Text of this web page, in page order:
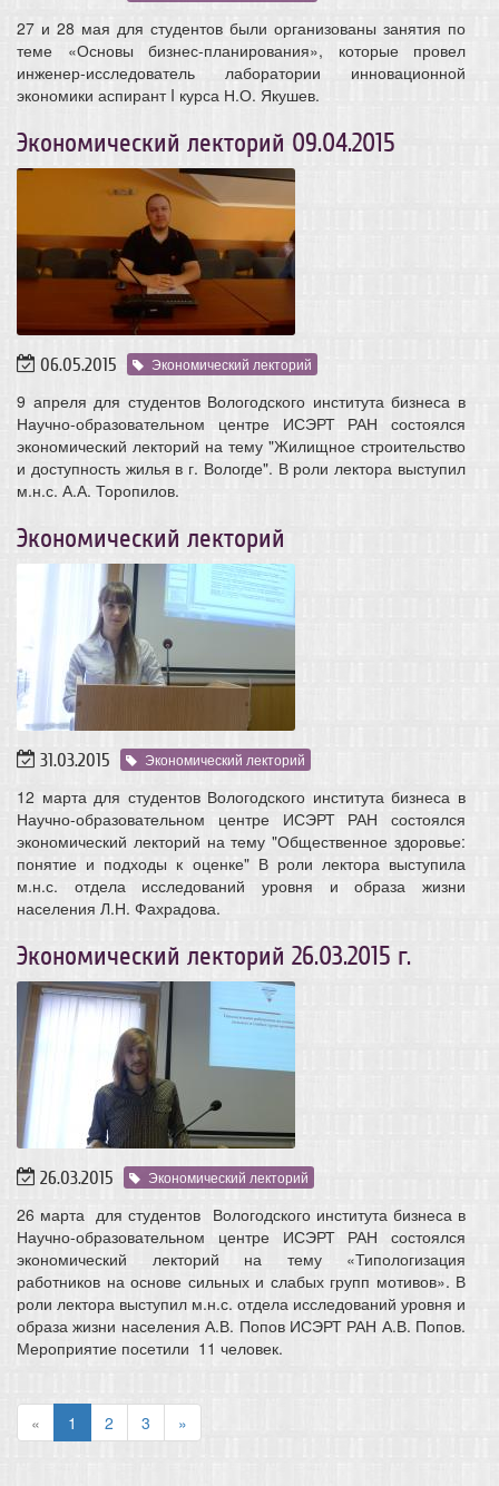
27 и 28 мая для студентов были организованы занятия по
теме «Основы бизнес-планирования», которые провел
инженер-исследователь лаборатории инновационной
экономики аспирант I курса Н.О. Якушев.
Экономический лекторий 09.04.2015
06.05.2015 Экономический лекторий
9 апреля для студентов Вологодского института бизнеса в
Научно-образовательном центре ИСЭРТ РАН состоялся
экономический лекторий на тему "Жилищное строительство
и доступность жилья в г. Вологде". В роли лектора выступил
м.н.с. А.А. Торопилов.
Экономический лекторий
31.03.2015 Экономический лекторий
12 марта для студентов Вологодского института бизнеса в
Научно-образовательном центре ИСЭРТ РАН состоялся
экономический лекторий на тему "Общественное здоровье:
понятие и подходы к оценке" В роли лектора выступила
м.н.с. отдела исследований уровня и образа жизни
населения Л.Н. Фахрадова.
Экономический лекторий 26.03.2015 г.
26.03.2015 Экономический лекторий
26 марта для студентов Вологодского института бизнеса в
Научно-образовательном центре ИСЭРТ РАН состоялся
экономический лекторий на тему «Типологизация
работников на основе сильных и слабых групп мотивов». В
роли лектора выступил м.н.с. отдела исследований уровня и
образа жизни населения А.В. Попов ИСЭРТ РАН А.В. Попов.
Мероприятие посетили 11 человек.
« 1 2 3 »